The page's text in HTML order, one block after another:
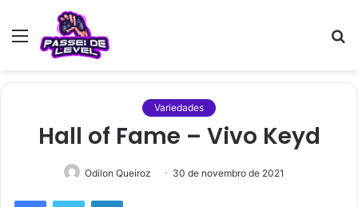
Menu
Variedades
Hall of Fame – Vivo Keyd
Odilon Queiroz 30 de novembro de 2021
FacebookTwitter Linkedin